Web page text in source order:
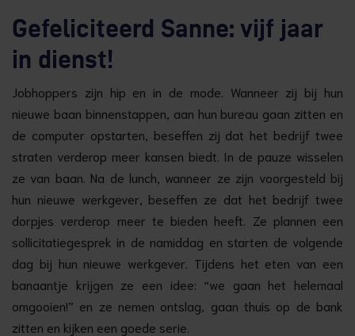
Gefeliciteerd Sanne: vijf jaar
in dienst!
Jobhoppers zijn hip en in de mode. Wanneer zij bij hun
nieuwe baan binnenstappen, aan hun bureau gaan zitten en
de computer opstarten, beseffen zij dat het bedrijf twee
straten verderop meer kansen biedt. In de pauze wisselen
ze van baan. Na de lunch, wanneer ze zijn voorgesteld bij
hun nieuwe werkgever, beseffen ze dat het bedrijf twee
dorpjes verderop meer te bieden heeft. Ze plannen een
sollicitatiegesprek in de namiddag en starten de volgende
dag bij hun nieuwe werkgever. Tijdens het eten van een
banaantje krijgen ze een idee: “we gaan het helemaal
omgooien!” en ze nemen ontslag, gaan thuis op de bank
zitten en kijken een goede serie.